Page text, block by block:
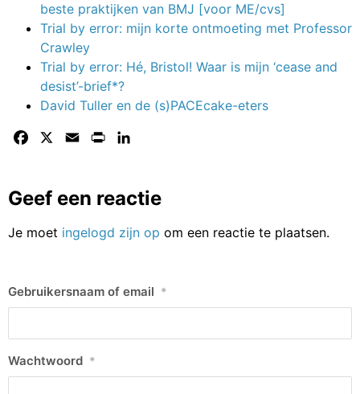
beste praktijken van BMJ [voor ME/cvs]
Trial by error: mijn korte ontmoeting met Professor
Crawley
Trial by error: Hé, Bristol! Waar is mijn ‘cease and
desist’-brief*?
David Tuller en de (s)PACEcake-eters
Facebook Email Print
Geef een reactie
Je moet ingelogd zijn op om een reactie te plaatsen.
Gebruikersnaam of email *
Wachtwoord *